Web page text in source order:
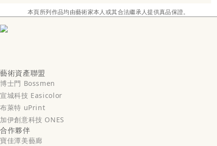
本頁所列作品均由藝術家本人或其合法繼承人提供真品保證。
藝術資產聯盟
博士門 Bossmen
宣城科技 Easicolor
布萊特 uPrint
加伊創意科技 ONES
合作夥伴
寶佳潭美藝廊